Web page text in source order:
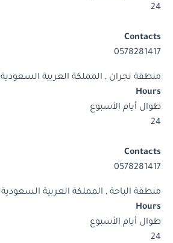
24
Contacts
0578281417
منطقة نجران , المملكة العربية السعودية
Hours
طوال أيام الأسبوع
24
Contacts
0578281417
منطقة الباحة , المملكة العربية السعودية
Hours
طوال أيام الأسبوع
24